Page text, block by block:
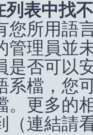
列表中找
您所用語
管理員並
是否可以
系檔，您
。更多的
（連結請